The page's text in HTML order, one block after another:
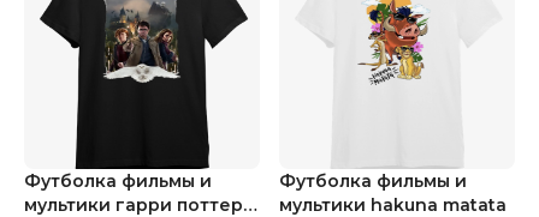
Футболка фильмы и
мультики гарри поттер и
Футболка фильмы и
мультики hakuna matata